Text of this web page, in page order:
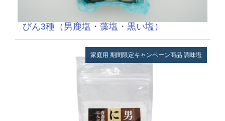
びん3種（男鹿塩・藻塩・黒い塩）
家庭用 期間限定キャンペーン商品 調味塩